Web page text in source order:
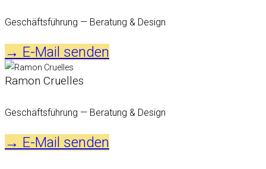
Geschäftsführung — Beratung & Design
→ E-Mail senden
Ramon Cruelles
Geschäftsführung — Beratung & Design
→ E-Mail senden